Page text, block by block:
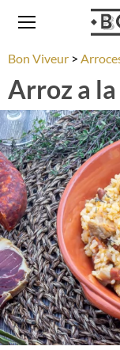
Bon Viveur
Arroz a